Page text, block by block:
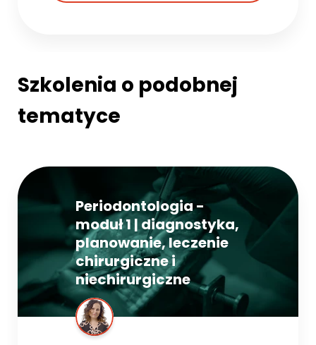
Szkolenia o podobnej
tematyce
Periodontologia -
moduł 1 | diagnostyka,
planowanie, leczenie
chirurgiczne i
niechirurgiczne